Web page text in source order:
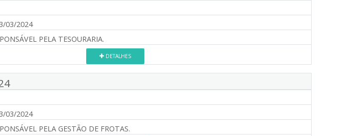
03/2024
PELA TESOURARIA.
DETALHES
03/2024
PELA GESTÃO DE FROTAS.